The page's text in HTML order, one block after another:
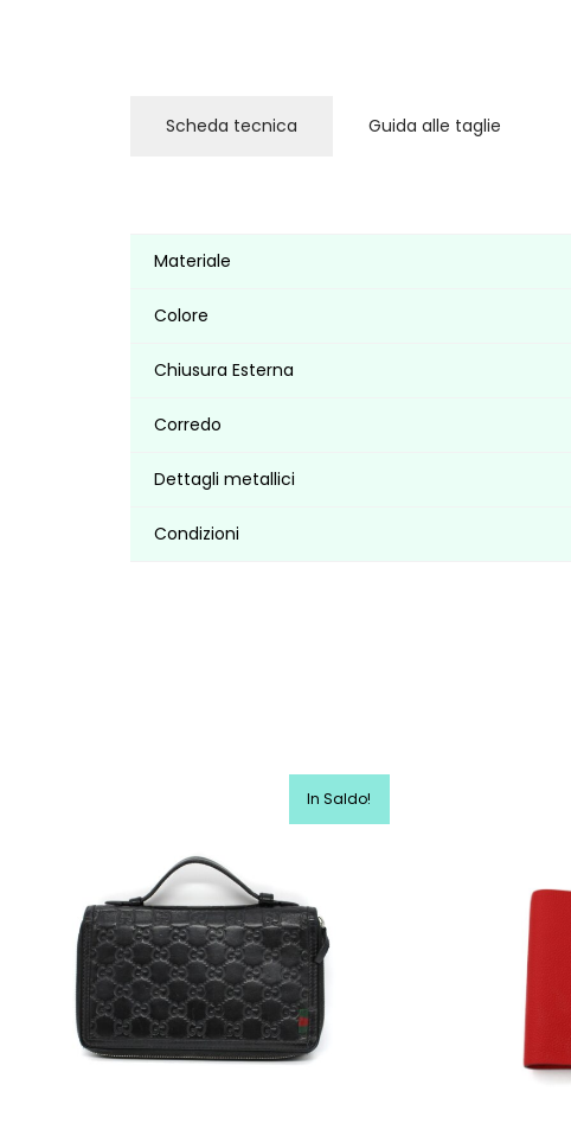
Scheda tecnica Guida alle taglie
Materiale
Colore
Chiusura Esterna
Corredo
Dettagli metallici
Condizioni
In Saldo!